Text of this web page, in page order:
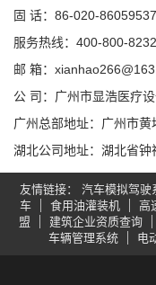
固 话：86-020-86059537
服务热线：400-800-8232
邮 箱：
公 司：广州市显浩医疗
广州总部地址：广州市
湖北公司地址：湖北省
友情链接 汽车模拟驾驶
车
食用油灌装机 高
盟
建筑企业资质查询
车辆管理系统
电